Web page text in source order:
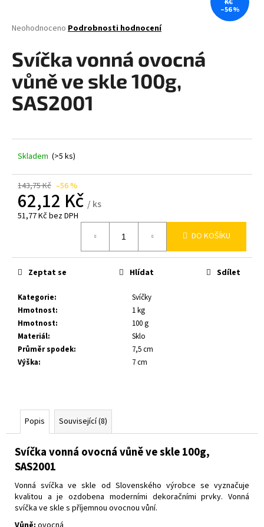
Průměrné
produktu
je
z
5
hvězdiček.
Neohodnoceno Podrobnosti hodnocení
Svíčka vonná ovocná
vůně ve skle 100g,
SAS2001
Skladem (>5 ks)
143,75 Kč –56 %
62,12 Kč / ks
51,77 Kč bez DPH
DO KOŠÍKU
Kategorie:
Svíčky
Hmotnost:
1 kg
Hmotnost:
100 g
Materiál:
Sklo
Průměr spodek:
7,5 cm
Výška: 7 cm
Zeptat se Hlídat Sdílet
–56 %
Popis Související (8)
Svíčka vonná ovocná vůně ve skle 100g,
SAS2001
Vonná svíčka ve skle od Slovenského výrobce se vyznačuje
kvalitou a je ozdobena moderními dekoračními prvky. Vonná
svíčka ve skle s příjemnou ovocnou vůní.
j
t
?
HLEDAT
D
o
p
u
m